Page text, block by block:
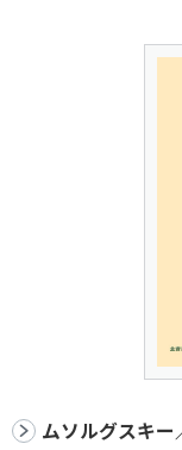
ムソルグスキー